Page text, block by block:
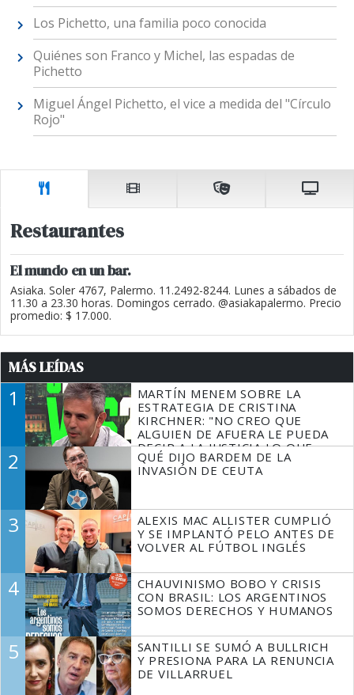
Los Pichetto, una familia poco conocida
Quiénes son Franco y Michel, las espadas de
Pichetto
Miguel Ángel Pichetto, el vice a medida del "Círculo
Rojo"
Restaurantes
El mundo en un bar.
Asiaka. Soler 4767, Palermo. 11.2492-8244. Lunes a sábados de
11.30 a 23.30 horas. Domingos cerrado. @asiakapalermo. Precio
promedio: $ 17.000.
MÁS LEÍDAS
1
MARTÍN MENEM SOBRE LA
ESTRATEGIA DE CRISTINA
KIRCHNER: "NO CREO QUE
ALGUIEN DE AFUERA LE PUEDA
DECIR A LA JUSTICIA LO QUE
TIENE QUE HACER"
2
QUÉ DIJO BARDEM DE LA
INVASIÓN DE CEUTA
3
ALEXIS MAC ALLISTER CUMPLIÓ
Y SE IMPLANTÓ PELO ANTES DE
VOLVER AL FÚTBOL INGLÉS
4
CHAUVINISMO BOBO Y CRISIS
CON BRASIL: LOS ARGENTINOS
SOMOS DERECHOS Y HUMANOS
5
SANTILLI SE SUMÓ A BULLRICH
Y PRESIONA PARA LA RENUNCIA
DE VILLARRUEL